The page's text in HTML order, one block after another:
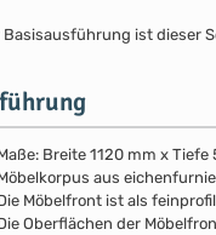
Basisausführung ist dieser
Breite 1120 mm x
aus
Möbelfront ist als
Oberflächen der